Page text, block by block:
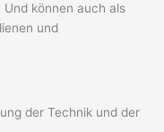
Und können auch als
und
der Technik und der